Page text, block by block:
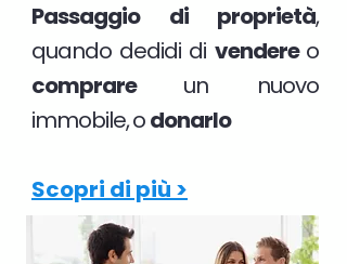
Passaggio di proprietà,
quando dedidi di vendere o
comprare un nuovo
immobile, odonarlo
Scopri di più >